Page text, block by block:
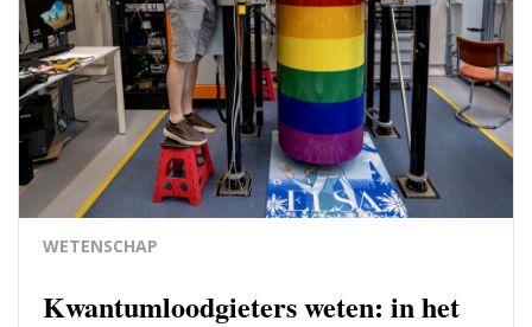
WETENSCHAP
Kwantumloodgieters weten: in het